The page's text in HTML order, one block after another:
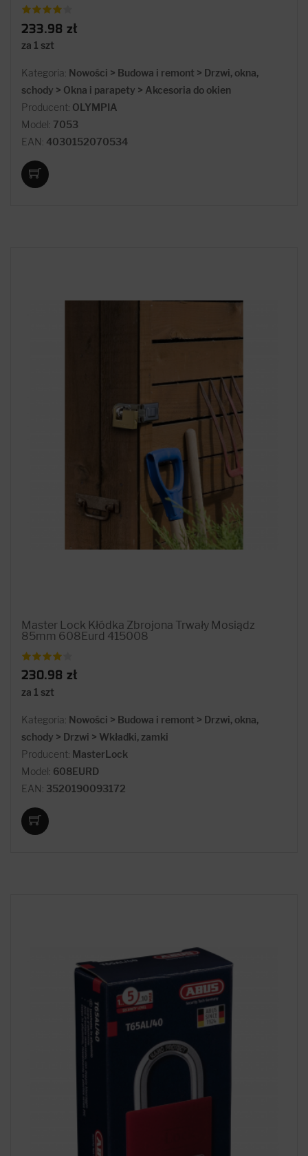
233.98 zł
za 1 szt
Kategoria: Nowości > Budowa i remont > Drzwi, okna,
schody > Okna i parapety > Akcesoria do okien
Producent: OLYMPIA
Model: 7053
EAN: 4030152070534
Master Lock Kłódka Zbrojona Trwały Mosiądz
85mm 608Eurd 415008
230.98 zł
za 1 szt
Kategoria: Nowości > Budowa i remont > Drzwi, okna,
schody > Drzwi > Wkładki, zamki
Producent: MasterLock
Model: 608EURD
EAN: 3520190093172